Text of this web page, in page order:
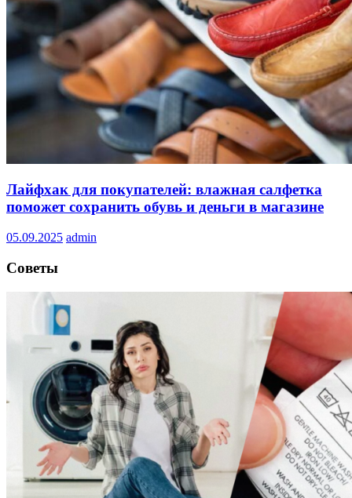
Лайфхак для покупателей: влажная салфетка
поможет сохранить обувь и деньги в магазине
05.09.2025 admin
Советы